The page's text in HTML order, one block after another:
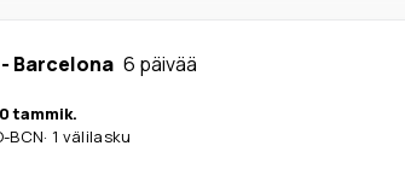
- Barcelona 6 päivää
tammik.
-BCN· 1 välilasku